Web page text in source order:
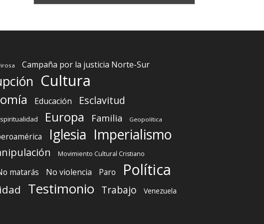
Campaña por la justicia Norte-Sur
Cultura
Educación Esclavitud
Europa Familia Geopolítica
Iglesia Imperialismo
Movimiento Cultural Cristiano
matarás No violencia Paro Política
Testimonio Trabajo Venezuela